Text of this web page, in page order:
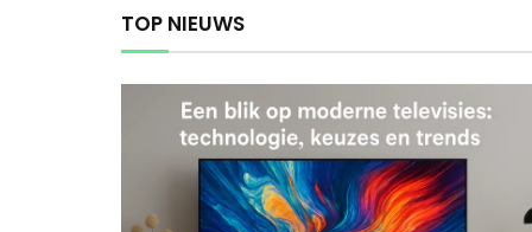
TOP NIEUWS